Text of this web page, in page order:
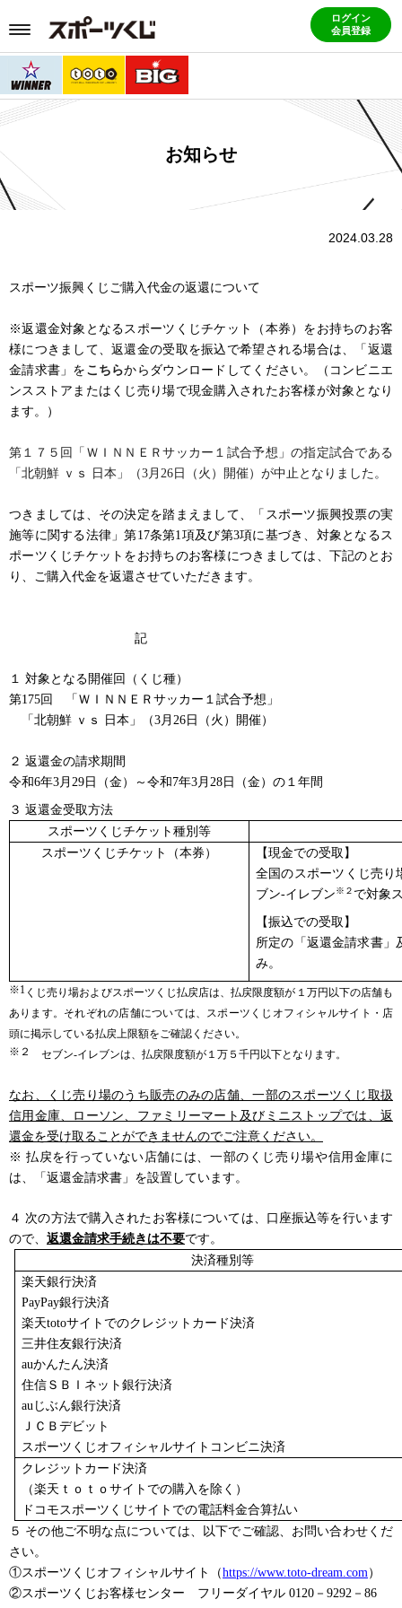
ログイン
会員登録
お知らせ
2024.03.28
スポーツ振興くじご購入代金の返還について
※返還金対象となるスポーツくじチケット（本券）をお持ちのお客
様につきまして、返還金の受取を振込で希望される場合は、「返還
金請求書」を こちらからダウンロードしてください。（コンビニエ
ンスストアまたはくじ売り場で現金購入されたお客様が対象となり
ます。）
第１７５回「ＷＩＮＮＥＲサッカー１試合予想」の指定試合である
「北朝鮮 ｖｓ 日本」（3月26日（火）開催）が中止となりました。
つきましては、その決定を踏まえまして、「スポーツ振興投票の実
施等に関する法律」第17条第1項及び第3項に基づき、対象となるス
ポーツくじチケットをお持ちのお客様につきましては、下記のとお
り、ご購入代金を返還させていただきます。
記
１ 対象となる開催回（くじ種）
第175回 「ＷＩＮＮＥＲサッカー１試合予想」
「北朝鮮 ｖｓ 日本」（3月26日（火）開催）
２ 返還金の請求期間
令和6年3月29日（金）～令和7年3月28日（金）の１年間
３ 返還金受取方法
スポーツくじチケット種別等
スポーツくじチケット（本券）
【現金での受取】
全国のスポーツくじ売り
ブン-イレブン※２ で対象
【振込での受取】
所定の「返還金請求書」
み。
※1 くじ売り場およびスポーツくじ払戻店は、払戻限度額が１万円以下の店舗も
あります。それぞれの店舗については、スポーツくじオフィシャルサイト・店
頭に掲示している払戻上限額をご確認ください。
※２ セブン-イレブンは、払戻限度額が１万５千円以下となります。
なお、くじ売り場のうち販売のみの店舗、一部のスポーツくじ取扱
信用金庫、ローソン、ファミリーマート及びミニストップでは、返
還金を受け取ることができませんのでご注意ください。
※ 払戻を行っていない店舗には、一部のくじ売り場や信用金庫に
は、「返還金請求書」を設置しています。
４ 次の方法で購入されたお客様については、口座振込等を行います
ので、 返還金請求手続きは不要です。
決済種別等
楽天銀行決済
PayPay銀行決済
楽天totoサイトでのクレジットカード決済
三井住友銀行決済
auかんたん決済
住信ＳＢＩネット銀行決済
au じぶん銀行決済
ＪＣＢデビット
スポーツくじオフィシャルサイトコンビニ決済
クレジットカード決済
（楽天ｔｏｔｏサイトでの購入を除く）
ドコモスポーツくじサイトでの電話料金合算払い
５ その他ご不明な点については、以下でご確認、お問い合わせくだ
さい。
①スポーツくじオフィシャルサイト（https://www.toto-dream.com）
②スポーツくじお客様センター フリーダイヤル 0120－9292－86